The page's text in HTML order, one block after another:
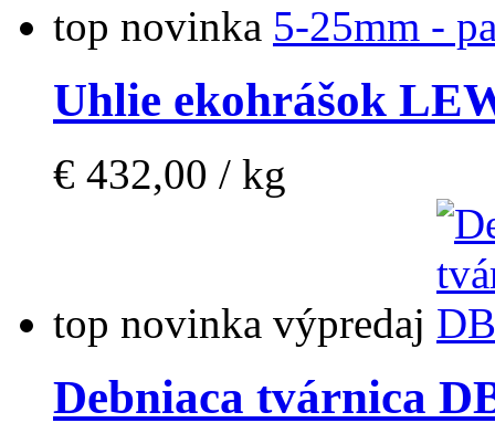
top novinka
Uhlie ekohrášok
€ 432,00 / kg
top novinka výpredaj
Debniaca tvárnica